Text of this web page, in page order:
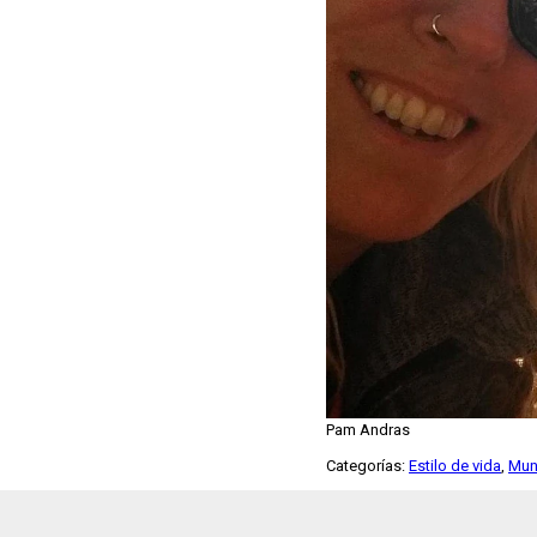
Pam Andras
Categorías: Estilo de vida